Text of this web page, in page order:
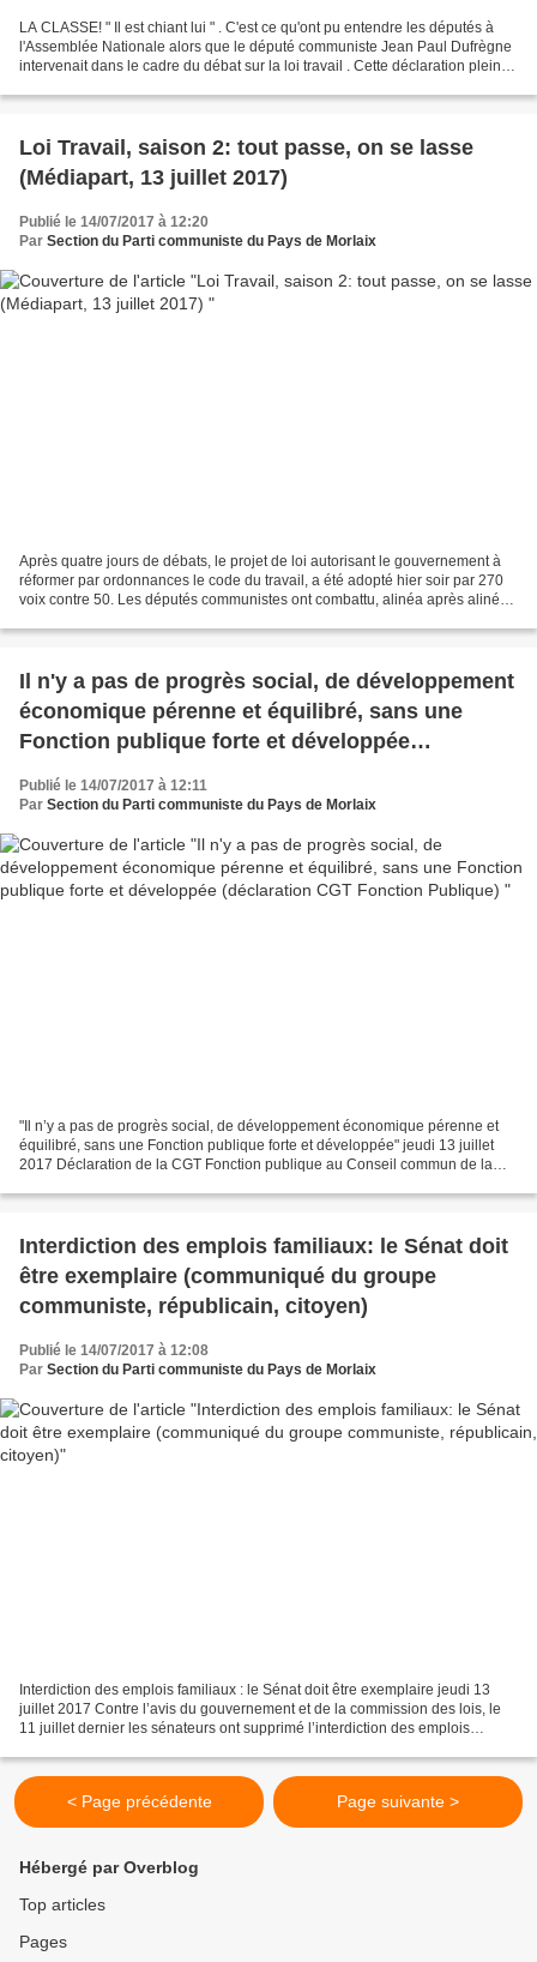
LA CLASSE! " Il est chiant lui " . C'est ce qu'ont pu entendre les députés à
l'Assemblée Nationale alors que le député communiste Jean Paul Dufrègne
intervenait dans le cadre du débat sur la loi travail . Cette déclaration pleine
Loi Travail, saison 2: tout passe, on se lasse
(Médiapart, 13 juillet 2017)
Publié le 14/07/2017 à 12:20
Par Section du Parti communiste du Pays de Morlaix
Après quatre jours de débats, le projet de loi autorisant le gouvernement à
réformer par ordonnances le code du travail, a été adopté hier soir par 270
voix contre 50. Les députés communistes ont combattu, alinéa après alinéa,
Il n'y a pas de progrès social, de développement
économique pérenne et équilibré, sans une
Fonction publique forte et développée
(déclaration CGT Fonction Publique)
Publié le 14/07/2017 à 12:11
Par Section du Parti communiste du Pays de Morlaix
"Il n’y a pas de progrès social, de développement économique pérenne et
équilibré, sans une Fonction publique forte et développée" jeudi 13 juillet
2017 Déclaration de la CGT Fonction publique au Conseil commun de la
Interdiction des emplois familiaux: le Sénat doit
être exemplaire (communiqué du groupe
communiste, républicain, citoyen)
Publié le 14/07/2017 à 12:08
Par Section du Parti communiste du Pays de Morlaix
Interdiction des emplois familiaux : le Sénat doit être exemplaire jeudi 13
juillet 2017 Contre l’avis du gouvernement et de la commission des lois, le
11 juillet dernier les sénateurs ont supprimé l’interdiction des emplois
< Page précédente Page suivante >
Hébergé par Overblog
Top articles
Pages